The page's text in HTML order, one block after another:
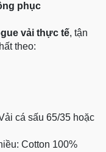
phục
vải thực tế, tận
theo:
cá sấu 65/35 hoặc
Cotton 100%